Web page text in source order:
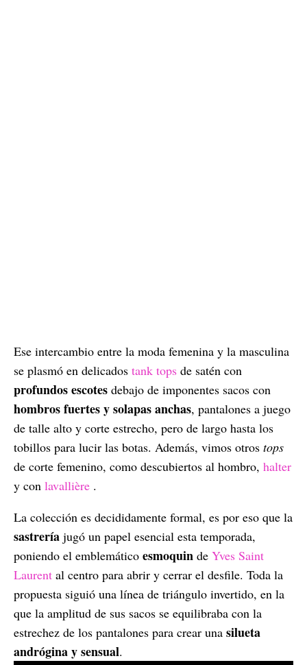
Ese intercambio entre la moda femenina y la masculina
se plasmó en delicados tank tops de satén con
profundos escotes debajo de imponentes sacos con
hombros fuertes y solapas anchas, pantalones a juego
de talle alto y corte estrecho, pero de largo hasta los
tobillos para lucir las botas. Además, vimos otros tops
de corte femenino, como descubiertos al hombro, halter
y con lavallière .
La colección es decididamente formal, es por eso que la
sastrería jugó un papel esencial esta temporada,
poniendo el emblemático esmoquin de Yves Saint
Laurent al centro para abrir y cerrar el desfile. Toda la
propuesta siguió una línea de triángulo invertido, en la
que la amplitud de sus sacos se equilibraba con la
estrechez de los pantalones para crear una silueta
andrógina y sensual.